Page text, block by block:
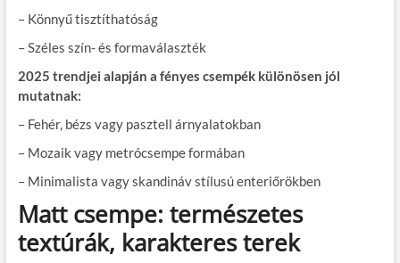
– Könnyű tisztíthatóság
– Széles szín- és formaválaszték
2025 trendjei alapján a fényes csempék különösen jól
mutatnak:
– Fehér, bézs vagy pasztell árnyalatokban
– Mozaik vagy metrócsempe formában
– Minimalista vagy skandináv stílusú enteriőrökben
Matt csempe: természetes
textúrák, karakteres terek